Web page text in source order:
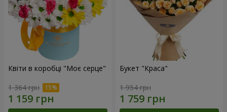
Квіти в коробці "Моє серце"
1 364 грн
Букет "Краса"
1 954 грн